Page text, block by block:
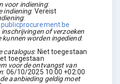
voor indiening:
indiening: Vereist
:
inschrijvingen of verzoeken
kunnen worden ingediend:
catalogus: Niet toegestaan
toegestaan
voor de ontvangst van
: 06/10/2025 10:00 +02:00
aanbieding geldig moet